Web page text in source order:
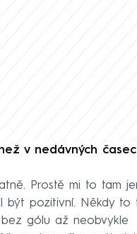
v nedávných
Prostě mi to tam
být pozitivní. Někdy to
gólu až neobvykle